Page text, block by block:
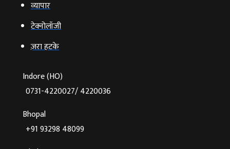
व्‍यापार
टेक्‍नोलॉजी
ज़रा हटके
Indore (HO)
0731-4220027/ 4220036
Bhopal
+91 93298 48099